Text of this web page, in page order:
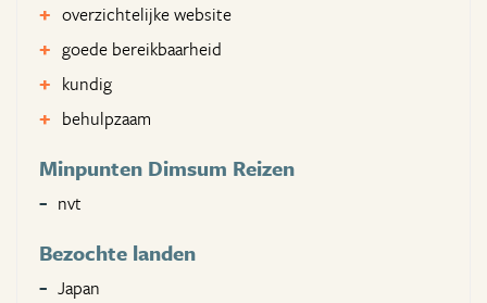
overzichtelijke website
goede bereikbaarheid
kundig
behulpzaam
Minpunten Dimsum Reizen
nvt
Bezochte landen
Japan